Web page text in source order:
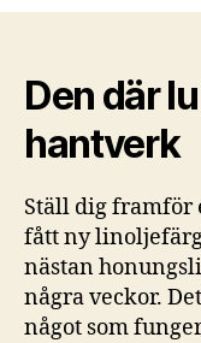
Den där
hantverk
Ställ dig framför
fått ny
nästan
några veckor.
något som